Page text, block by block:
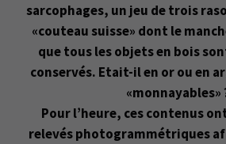
sarcophages, un jeu de trois
«couteau suisse» dont le
que tous les objets en bois
conservés. Etait-il en or ou en
«monnayables»
Pour l’heure, ces contenus
relevés photogrammétriques